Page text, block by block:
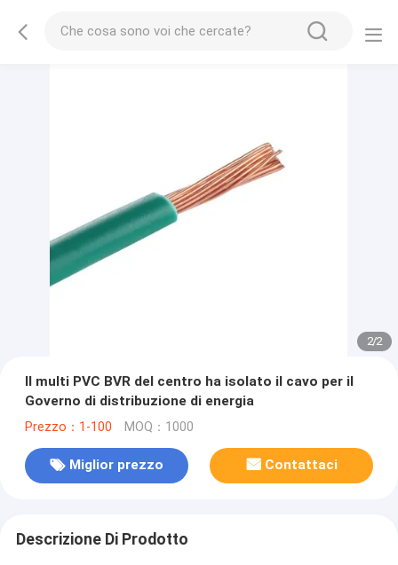
2/2
Il multi PVC BVR del centro ha isolato il cavo per il
Governo di distribuzione di energia
Prezzo：1-100 MOQ：1000
Miglior prezzo Contattaci
Descrizione Di Prodotto